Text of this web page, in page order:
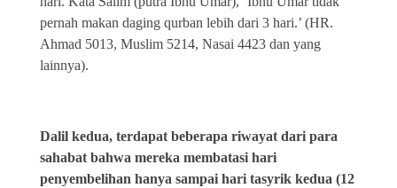
pernah makan daging qurban lebih dari 3 hari.’ (HR.
Ahmad 5013, Muslim 5214, Nasai 4423 dan yang
lainnya).
Dalil kedua, terdapat beberapa riwayat dari para
sahabat bahwa mereka membatasi hari
penyembelihan hanya sampai hari tasyrik kedua (12